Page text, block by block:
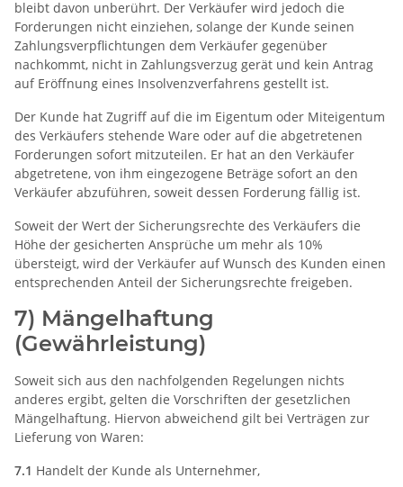
bleibt davon unberührt. Der Verkäufer wird jedoch die
Forderungen nicht einziehen, solange der Kunde seinen
Zahlungsverpflichtungen dem Verkäufer gegenüber
nachkommt, nicht in Zahlungsverzug gerät und kein Antrag
auf Eröffnung eines Insolvenzverfahrens gestellt ist.
Der Kunde hat Zugriff auf die im Eigentum oder Miteigentum
des Verkäufers stehende Ware oder auf die abgetretenen
Forderungen sofort mitzuteilen. Er hat an den Verkäufer
abgetretene, von ihm eingezogene Beträge sofort an den
Verkäufer abzuführen, soweit dessen Forderung fällig ist.
Soweit der Wert der Sicherungsrechte des Verkäufers die
Höhe der gesicherten Ansprüche um mehr als 10%
übersteigt, wird der Verkäufer auf Wunsch des Kunden einen
entsprechenden Anteil der Sicherungsrechte freigeben.
7) Mängelhaftung
(Gewährleistung)
Soweit sich aus den nachfolgenden Regelungen nichts
anderes ergibt, gelten die Vorschriften der gesetzlichen
Mängelhaftung. Hiervon abweichend gilt bei Verträgen zur
Lieferung von Waren:
7.1 Handelt der Kunde als Unternehmer,